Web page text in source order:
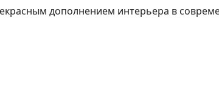
дополнением интерьера в